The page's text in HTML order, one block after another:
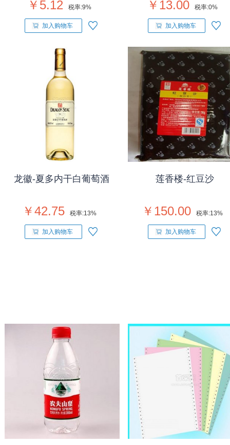
￥5.12 税率:9%
加入购物车
￥13.00 税率:0%
加入购物车
龙徽-夏多内干白葡萄酒
￥42.75 税率:13%
加入购物车
莲香楼-红豆沙
￥150.00 税率:13%
加入购物车